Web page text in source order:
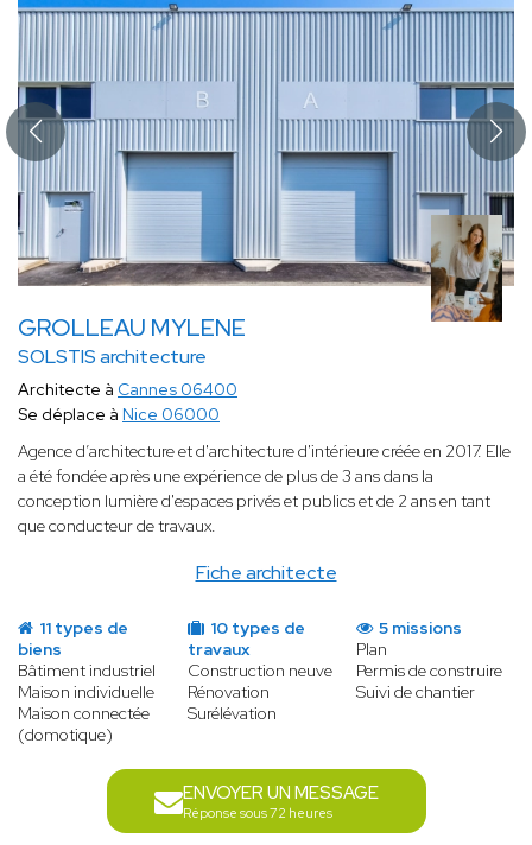
GROLLEAU MYLENE
SOLSTIS architecture
Fiche architecte
Architecte à Cannes 06400
Se déplace à Nice 06000
Agence d’architecture et d'architecture d'intérieure créée en 2017. Elle
a été fondée après une expérience de plus de 3 ans dans la
conception lumière d'espaces privés et publics et de 2 ans en tant
que conducteur de travaux.
11 types de
biens
Bâtiment industriel
Maison individuelle
Maison connectée
(domotique)
10 types de
travaux
Construction neuve
Rénovation
Surélévation
5 missions
Plan
Permis de construire
Suivi de chantier
ENVOYER UN MESSAGE
Réponse sous 72 heures